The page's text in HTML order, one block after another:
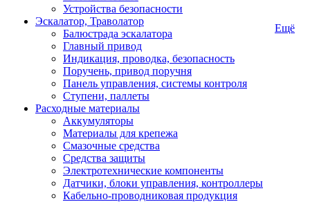
Устройства безопасности
Эскалатор, Траволатор
Балюстрада эскалатора
Главный привод
Индикация, проводка, безопасность
Поручень, привод поручня
Панель управления, системы контроля
Ступени, паллеты
Расходные материалы
Аккумуляторы
Материалы для крепежа
Смазочные средства
Средства защиты
Электротехнические компоненты
Датчики, блоки управления, контроллеры
Кабельно-проводниковая продукция
Ещё